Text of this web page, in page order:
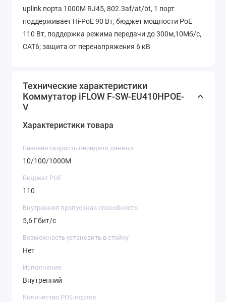
uplink порта 1000М RJ45, 802.3af/at/bt, 1 порт
поддерживает Hi-PoE 90 Вт, бюджет мощности PoE
110 Вт, поддержка режима передачи до 300м,10Мб/с,
CAT6; защита от перенапряжения 6 кВ
Технические характеристики
Коммутатор iFLOW F-SW-EU410HPOE-
V
Характеристики товара
Базовая скорость передачи данных
10/100/1000M
Бюджет POE
110
Внутренняя пропускная способность
5,6 Гбит/с
Возможность установить в стойку
Нет
Исполнение
Внутренний
Количество POE-портов